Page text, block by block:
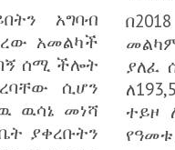
አግባብ
አመልካች
ሰሚ ችሎት
ሲሆን
ዉሳኔ መነሻ
ያቀረቡትን
ያለፈ
ተይዞ
የዓመቱ